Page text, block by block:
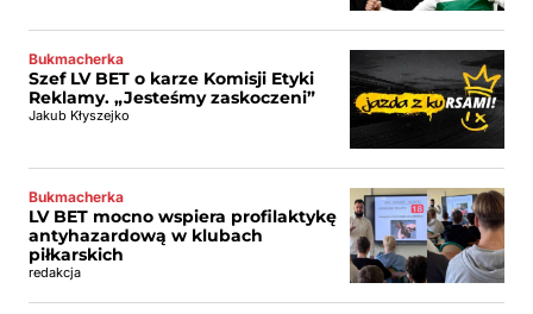
Bukmacherka
Szef LV BET o karze Komisji Etyki
Reklamy. „Jesteśmy zaskoczeni”
Jakub Kłyszejko
Bukmacherka
LV BET mocno wspiera profilaktykę
antyhazardową w klubach
piłkarskich
redakcja